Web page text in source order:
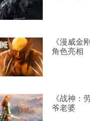
《漫威金
角色亮相
《战神：
爷老婆